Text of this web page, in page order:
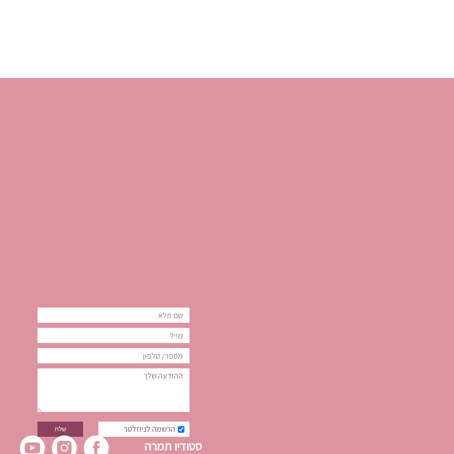
הרשמה לניוזלטר
סטודיו תמרה